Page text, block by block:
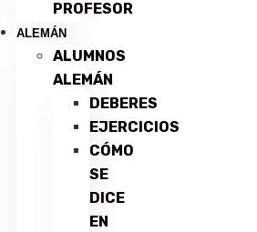
PROFESOR
ALEMÁN
ALUMNOS
ALEMÁN
DEBERES
EJERCICIOS
CÓMO
SE
DICE
EN